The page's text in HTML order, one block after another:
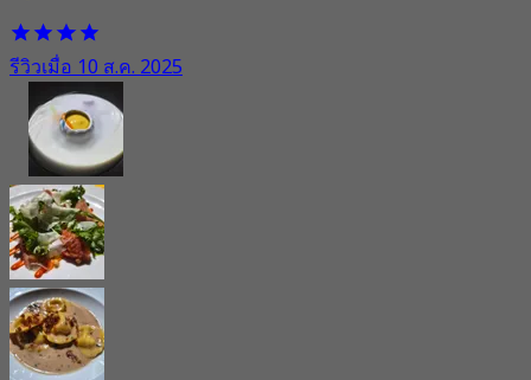
รีวิวเมื่อ 10 ส.ค. 2025